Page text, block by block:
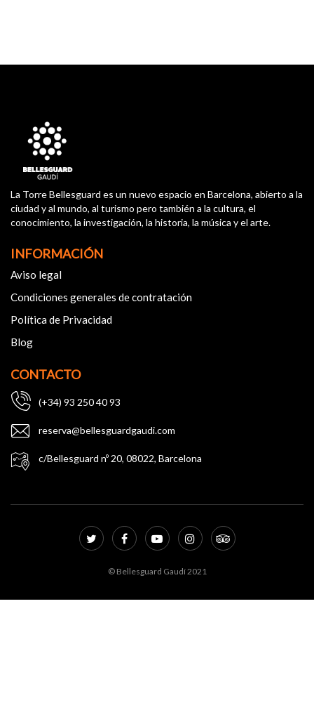
La Torre Bellesguard es un nuevo espacio en Barcelona, abierto a la
ciudad y al mundo, al turismo pero también a la cultura, el
conocimiento, la investigación, la historia, la música y el arte.
INFORMACIÓN
Aviso legal
Condiciones generales de contratación
Política de Privacidad
Blog
CONTACTO
(+34) 93 250 40 93
reserva@bellesguardgaudi.com
c/Bellesguard nº 20, 08022, Barcelona
© Bellesguard Gaudí 2021